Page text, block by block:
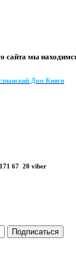
сайта мы
Дом Книги
67 20 viber